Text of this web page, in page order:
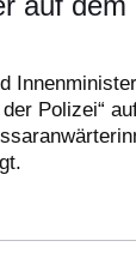
Innenminister
Polizei“